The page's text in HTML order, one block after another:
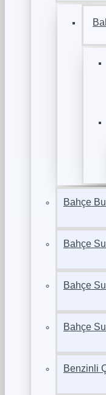
Bahçe
Bahçe
Bahçe
Bahçe
Benzinli